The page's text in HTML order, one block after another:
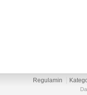
Regulamin